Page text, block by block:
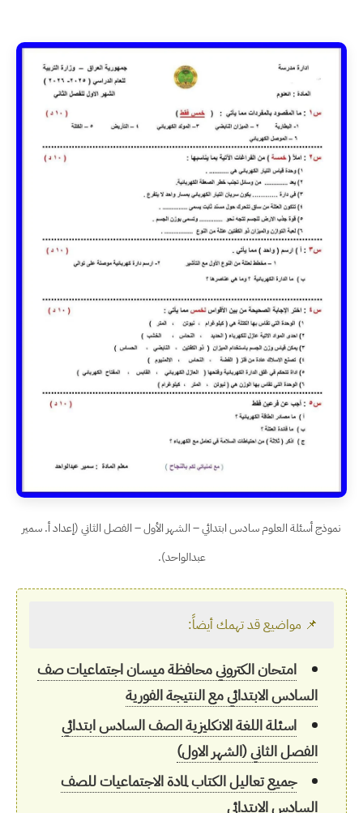
نموذج أسئلة العلوم سادس ابتدائي – الشهر الأول – الفصل الثاني (إعداد أ. سمير
عبدالواحد).
📌 مواضيع قد تهمك أيضاً:
امتحان الكتروني محافظة ميسان اجتماعيات صف
السادس الابتدائي مع النتيجة الفورية
اسئلة اللغة الانكليزية الصف السادس ابتدائي
الفصل الثاني (الشهر الاول)
جميع تعاليل الكتاب لمادة الاجتماعيات للصف
السادس الابتدائي